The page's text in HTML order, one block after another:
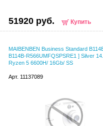
51920 руб. Купить
MAIBENBEN Business Standard
B114B-R566UMFQSPSRE1 ] Silver
Ryzen 5 6600H/ 16Gb/ SS
Арт. 11137089